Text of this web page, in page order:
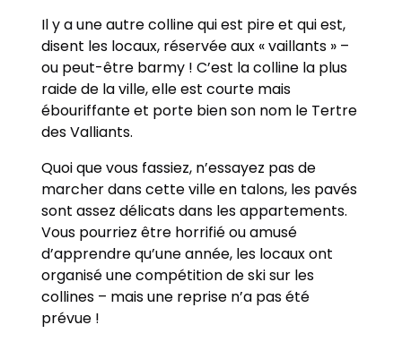
Il y a une autre colline qui est pire et qui est,
disent les locaux, réservée aux « vaillants » –
ou peut-être barmy ! C’est la colline la plus
raide de la ville, elle est courte mais
ébouriffante et porte bien son nom le Tertre
des Valliants.
Quoi que vous fassiez, n’essayez pas de
marcher dans cette ville en talons, les pavés
sont assez délicats dans les appartements.
Vous pourriez être horrifié ou amusé
d’apprendre qu’une année, les locaux ont
organisé une compétition de ski sur les
collines – mais une reprise n’a pas été
prévue !